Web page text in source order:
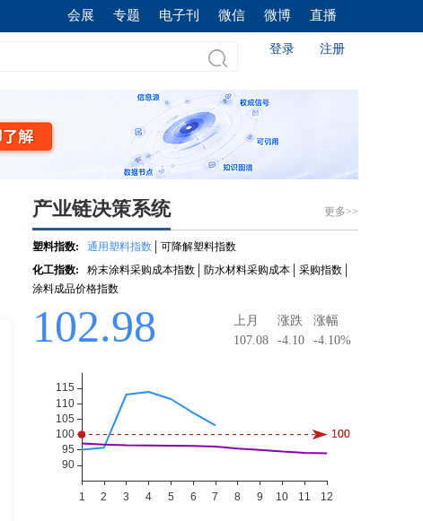
会展 专题 电子刊 微信 微博 直播
登录 注册